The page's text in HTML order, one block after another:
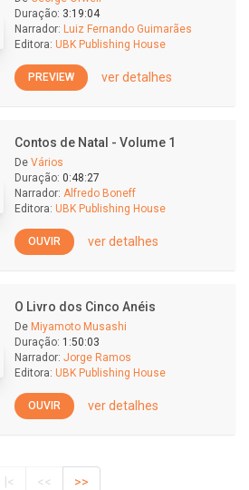
Duração: 3:19:04
Narrador: Luiz Fernando Guimarães
Editora: UBK Publishing House
PREVIEW ver detalhes
Contos de Natal - Volume 1
De Vários
Duração: 0:48:27
Narrador: Alfredo Boneff
Editora: UBK Publishing House
OUVIR ver detalhes
O Livro dos Cinco Anéis
De Miyamoto Musashi
Duração: 1:50:03
Narrador: Jorge Ramos
Editora: UBK Publishing House
OUVIR ver detalhes
|< << >>